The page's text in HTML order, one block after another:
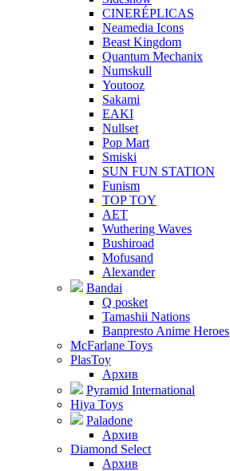
CINERÉPLICAS
Neamedia Icons
Beast Kingdom
Quantum Mechanix
Numskull
Youtooz
Sakami
EAKI
Nullset
Pop Mart
Smiski
SUN FUN STATION
Funism
TOP TOY
AET
Wuthering Waves
Bushiroad
Mofusand
Alexander
Bandai
Q posket
Tamashii Nations
Banpresto Anime Heroes
McFarlane Toys
PlasToy
Архив
Pyramid International
Hiya Toys
Paladone
Архив
Diamond Select
Архив